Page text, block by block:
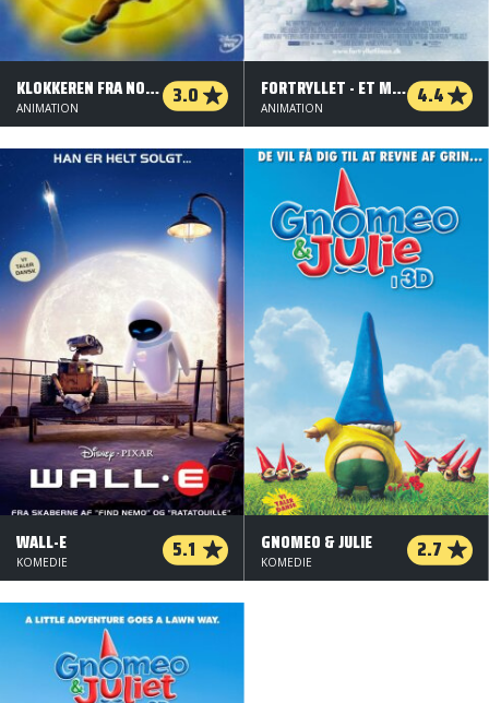
KLOKKEREN FRA NOTRE DAME II 3.0
ANIMATION
FORTRYLLET - ET MODERNE EVENTYR I NEW YORK 4.4
ANIMATION
WALL-E 5.1
KOMEDIE
GNOMEO & JULIE 2.7
KOMEDIE